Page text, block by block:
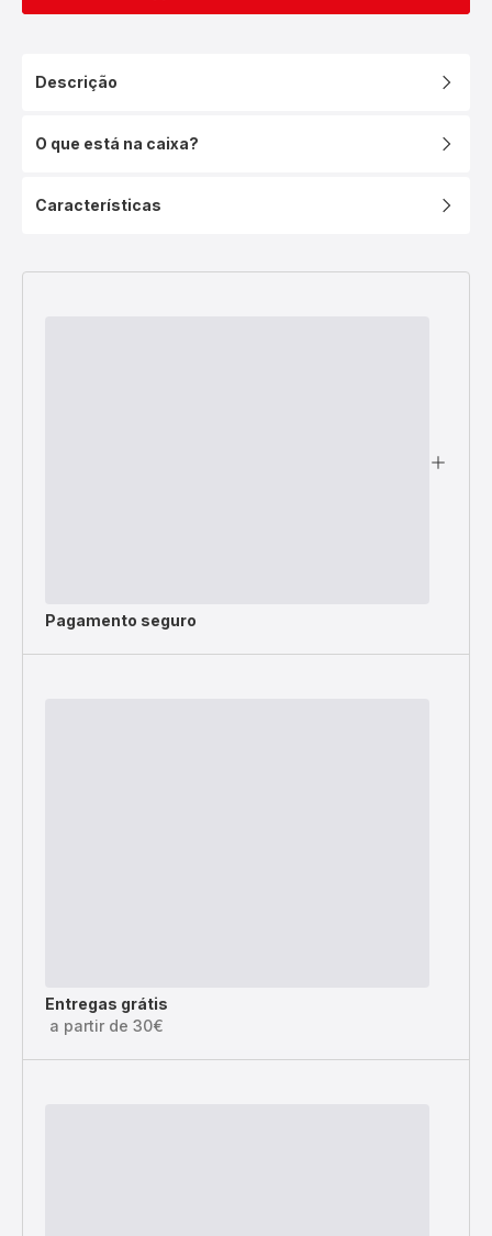
Descrição
O que está na caixa?
Características
Pagamento seguro
Entregas grátis
a partir de 30€